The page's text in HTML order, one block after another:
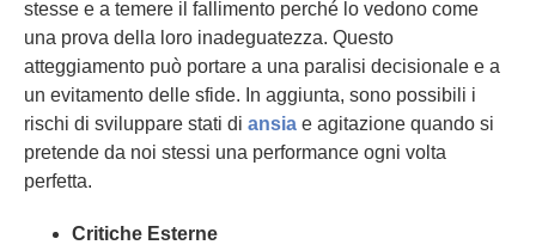
stesse e a temere il fallimento perché lo vedono come
una prova della loro inadeguatezza. Questo
atteggiamento può portare a una paralisi decisionale e a
un evitamento delle sfide. In aggiunta, sono possibili i
rischi di sviluppare stati di ansia e agitazione quando si
pretende da noi stessi una performance ogni volta
perfetta.
Critiche Esterne